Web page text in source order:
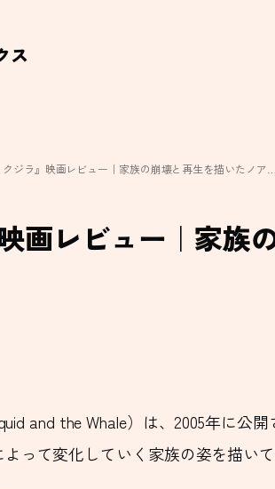
ス
クジラ』映画レビュー｜家族の崩壊と再生を描いたノア…
画レビュー｜家
and the Whale）は、2005年に
って変化していく家族の姿を描いて